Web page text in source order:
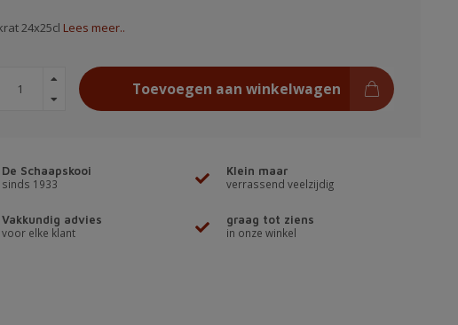
24x25cl Lees meer..
Toevoegen aan winkelwagen
De Schaapskooi
sinds 1933
Klein maar
verrassend veelzijdig
Vakkundig advies
voor elke klant
graag tot ziens
in onze winkel